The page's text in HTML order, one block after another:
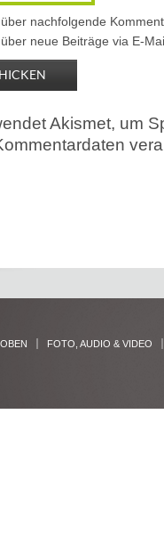
nachfolgende
neue Beiträge via E-
Akismet, um
FOTO, AUDIO & VIDEO